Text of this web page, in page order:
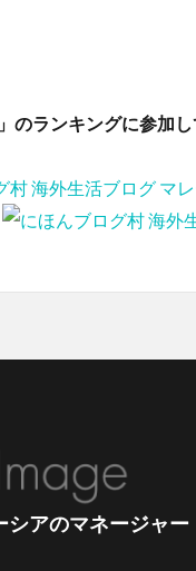
のランキングに参加
シアのマネージャー